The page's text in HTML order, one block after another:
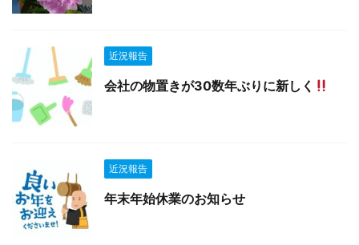
近況報告
会社の物置きが30数年ぶりに新しく
近況報告
年末年始休業のお知らせ